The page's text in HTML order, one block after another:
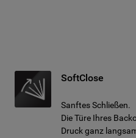
SoftClose
Sanftes Schließen.
Die Türe Ihres
Druck ganz